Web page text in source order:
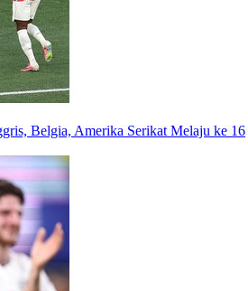
Belgia, Amerika Serikat Melaju ke 16